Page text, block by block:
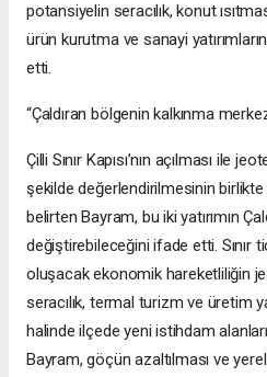
potansiyelin seracılık, konut
ürün kurutma ve sanayi
etti.
“Çaldıran bölgenin kalkınma
Çilli Sınır Kapısı’nın açılması ile
şekilde değerlendirilmesinin birlikte
belirten Bayram, bu iki yatırımın
değiştirebileceğini ifade etti. Sınır
oluşacak ekonomik hareketliliğin
seracılık, termal turizm ve üretim
halinde ilçede yeni istihdam
Bayram, göçün azaltılması ve yerel